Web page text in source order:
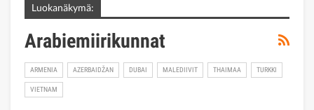
Luokanäkymä:
Arabiemiirikunnat
ARMENIA AZERBAIDŽAN DUBAI MALEDIIVIT THAIMAA TURKKI
VIETNAM